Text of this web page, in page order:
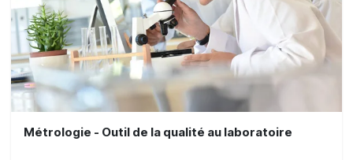
Métrologie - Outil de la qualité au laboratoire